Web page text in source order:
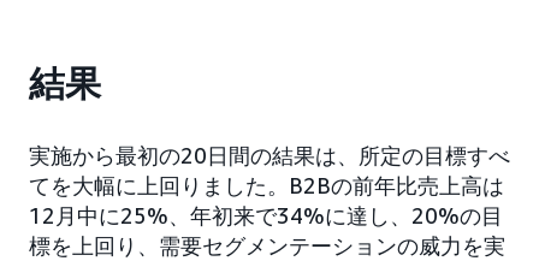
結果
実施から最初の20日間の結果は、所定の目標すべ
てを大幅に上回りました。B2Bの前年比売上高は
12月中に25%、年初来で34%に達し、20%の目
標を上回り、需要セグメンテーションの威力を実